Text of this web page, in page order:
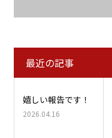
最近の記事
嬉しい報告です！
2026.04.16